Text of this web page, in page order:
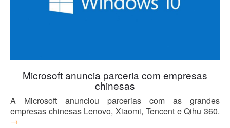
Microsoft anuncia parceria com empresas
chinesas
A Microsoft anunciou parcerias com as grandes
empresas chinesas Lenovo, Xiaomi, Tencent e Qihu 360.
→